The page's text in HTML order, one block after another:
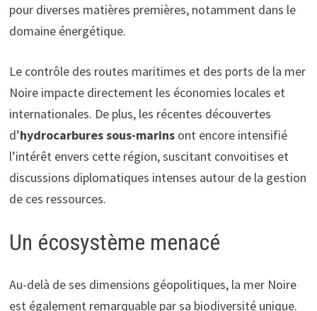
pour diverses matières premières, notamment dans le
domaine énergétique.
Le contrôle des routes maritimes et des ports de la mer
Noire impacte directement les économies locales et
internationales. De plus, les récentes découvertes
d’hydrocarbures sous-marinsont encore intensifié
l’intérêt envers cette région, suscitant convoitises et
discussions diplomatiques intenses autour de la gestion
de ces ressources.
Un écosystème menacé
Au-delà de ses dimensions géopolitiques, la mer Noire
est également remarquable par sa biodiversité unique.